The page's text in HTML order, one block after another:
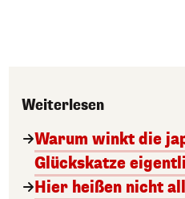
Weiterlesen
Warum winkt die
Glückskatze
Hier heißen nicht